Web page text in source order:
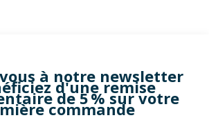
à notre newsletter
d'une remise
de 5 % sur votre
commande